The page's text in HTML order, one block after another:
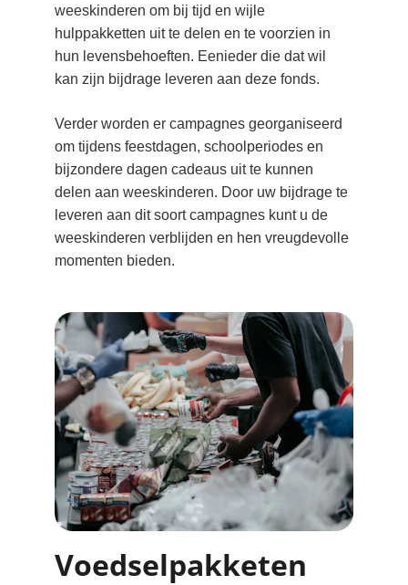
weeskinderen om bij tijd en wijle
hulppakketten uit te delen en te voorzien in
hun levensbehoeften. Eenieder die dat wil
kan zijn bijdrage leveren aan deze fonds.
Verder worden er campagnes georganiseerd
om tijdens feestdagen, schoolperiodes en
bijzondere dagen cadeaus uit te kunnen
delen aan weeskinderen. Door uw bijdrage te
leveren aan dit soort campagnes kunt u de
weeskinderen verblijden en hen vreugdevolle
momenten bieden.
Voedselpakketen